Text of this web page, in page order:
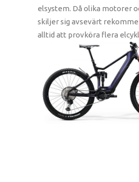
elsystem. Då olika motorer
skiljer sig avsevärt
alltid att provköra flera